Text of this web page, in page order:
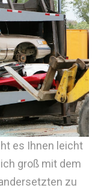
es Ihnen leicht
groß mit dem
zu